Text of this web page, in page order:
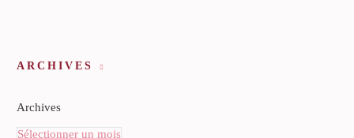
ARCHIVES
Archives
Sélectionner un mois